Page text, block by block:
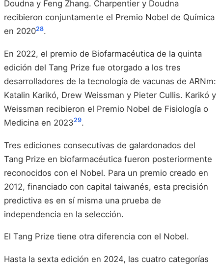
Doudna y Feng Zhang. Charpentier y Doudna
recibieron conjuntamente el Premio Nobel de Química
en 202028.
En 2022, el premio de Biofarmacéutica de la quinta
edición del Tang Prize fue otorgado a los tres
desarrolladores de la tecnología de vacunas de ARNm:
Katalin Karikó, Drew Weissman y Pieter Cullis. Karikó y
Weissman recibieron el Premio Nobel de Fisiología o
Medicina en 202329.
Tres ediciones consecutivas de galardonados del
Tang Prize en biofarmacéutica fueron posteriormente
reconocidos con el Nobel. Para un premio creado en
2012, financiado con capital taiwanés, esta precisión
predictiva es en sí misma una prueba de
independencia en la selección.
El Tang Prize tiene otra diferencia con el Nobel.
Hasta la sexta edición en 2024, las cuatro categorías